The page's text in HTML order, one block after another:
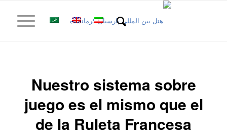
Nuestro sistema sobre
juego es el mismo que el
de la Ruleta Francesa